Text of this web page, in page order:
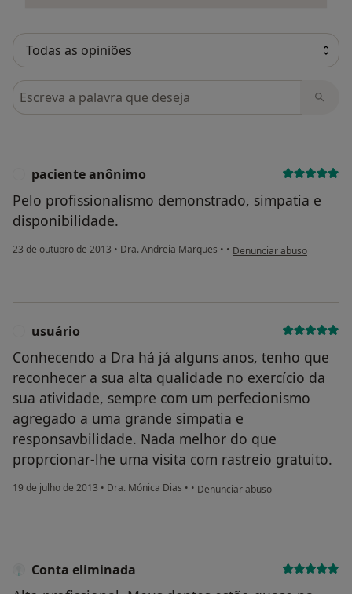
Pesquisar em opiniões
paciente anônimo
Pelo profissionalismo demonstrado, simpatia e
disponibilidade.
23 de outubro de 2013 • Dra. Andreia Marques • • na opinião do utilizador
Denunciar abuso
usuário
Conhecendo a Dra há já alguns anos, tenho que
reconhecer a sua alta qualidade no exercício da
sua atividade, sempre com um perfecionismo
agregado a uma grande simpatia e
responsavbilidade. Nada melhor do que
proprcionar-lhe uma visita com rastreio gratuito.
19 de julho de 2013 • Dra. Mónica Dias • • na opinião do utilizador usuário
Denunciar abuso
Conta eliminada